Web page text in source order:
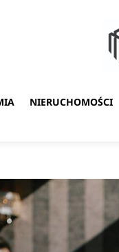
NIERUCHOMOŚCI